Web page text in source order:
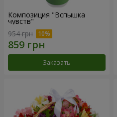
Композиция "Вспышка
чувств"
954 грн
Заказать